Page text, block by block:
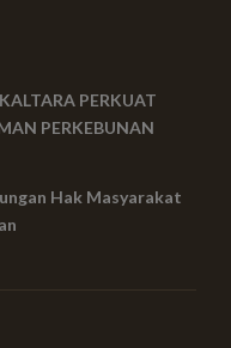
PERKUAT
PERKEBUNAN
Hak Masyarakat